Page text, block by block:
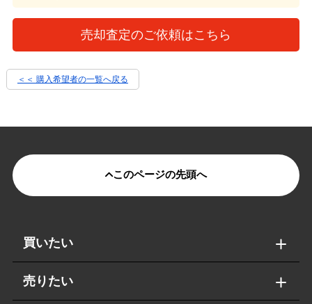
売却査定のご依頼はこちら
＜＜ 購入希望者の一覧へ戻る
このページの先頭へ
買いたい
売りたい